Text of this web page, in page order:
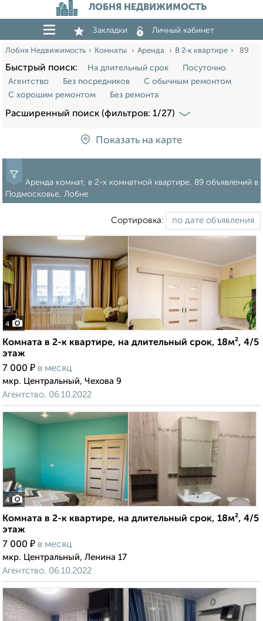
ЛОБНЯ НЕДВИЖИМОСТЬ
Закладки Личный кабинет
Лобня Недвижимость Комнаты Аренда В 2‑к квартире 89
Быстрый поиск: На длительный срок
Посуточно
Агентство
Без посредников
С обычным ремонтом
С хорошим ремонтом
Без ремонта
Расширенный поиск (фильтров: 1/27)
Показать на карте
Аренда комнат, в 2-х комнатной квартире, 89 объявлений в
Подмосковье, Лобне
Сортировка:
4
Комната в 2-к квартире, на длительный срок, 18м², 4/5
этаж
7 000 ₽ в месяц
мкр. Центральный, Чехова 9
Агентство, 06.10.2022
4
Комната в 2-к квартире, на длительный срок, 18м², 4/5
этаж
7 000 ₽ в месяц
мкр. Центральный, Ленина 17
Агентство, 06.10.2022